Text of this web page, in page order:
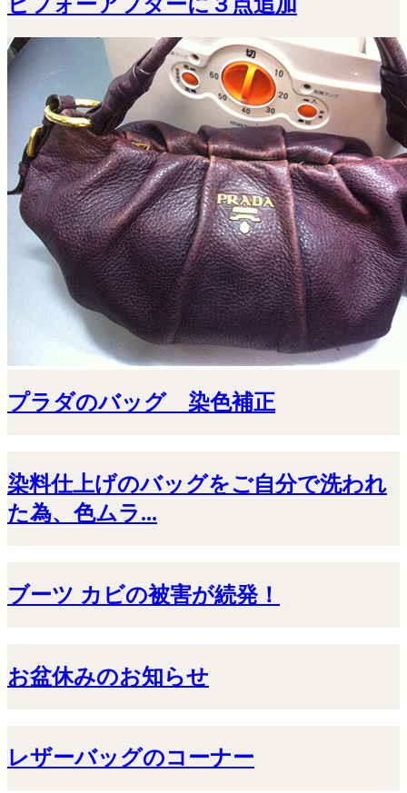
ビフォーアフターに３点追加
プラダのバッグ 染色補正
染料仕上げのバッグをご自分で洗われ
た為、色ムラ...
ブーツ カビの被害が続発！
お盆休みのお知らせ
レザーバッグのコーナー